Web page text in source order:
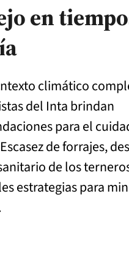
en
climático
del Inta brindan
para el
de forrajes,
de los
estrategias para